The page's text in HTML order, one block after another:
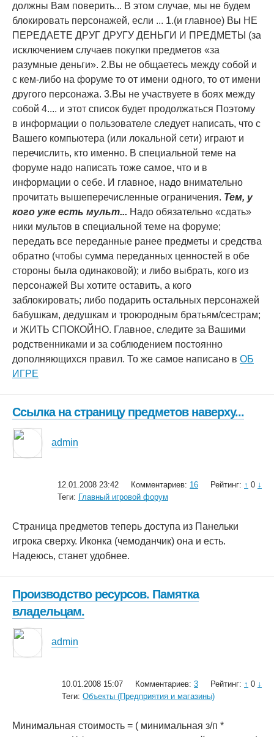
должны Вам поверить... В этом случае, мы не будем
блокировать персонажей, если ... 1.(и главное) Вы НЕ
ПЕРЕДАЕТЕ ДРУГ ДРУГУ ДЕНЬГИ И ПРЕДМЕТЫ (за
исключением случаев покупки предметов «за
разумные деньги». 2.Вы не общаетесь между собой и
с кем-либо на форуме то от имени одного, то от имени
другого персонажа. 3.Вы не участвуете в боях между
собой 4.... и этот список будет продолжаться Поэтому
в информации о пользователе следует написать, что с
Вашего компьютера (или локальной сети) играют и
перечислить, кто именно. В специальной теме на
форуме надо написать тоже самое, что и в
информации о себе. И главное, надо внимательно
прочитать вышеперечисленные ограничения. Тем, у
кого уже есть мульт... Надо обязательно «сдать»
ники мультов в специальной теме на форуме;
передать все переданные ранее предметы и средства
обратно (чтобы сумма переданных ценностей в обе
стороны была одинаковой); и либо выбрать, кого из
персонажей Вы хотите оставить, а кого
заблокировать; либо подарить остальных персонажей
бабушкам, дедушкам и троюродным братьям/сестрам;
и ЖИТЬ СПОКОЙНО. Главное, следите за Вашими
родственниками и за соблюдением постоянно
дополняющихся правил. То же самое написано в ОБ
ИГРЕ
Ссылка на страницу предметов наверху...
admin
12.01.2008 23:42 Комментариев: 16 Рейтинг: ↑ 0 ↓
Теги: Главный игровой форум
Страница предметов теперь доступа из Панельки
игрока сверху. Иконка (чемоданчик) она и есть.
Надеюсь, станет удобнее.
Производство ресурсов. Памятка
владельцам.
admin
10.01.2008 15:07 Комментариев: 3 Рейтинг: ↑ 0 ↓
Теги: Объекты (Предприятия и магазины)
Минимальная стоимость = ( минимальная з/п *